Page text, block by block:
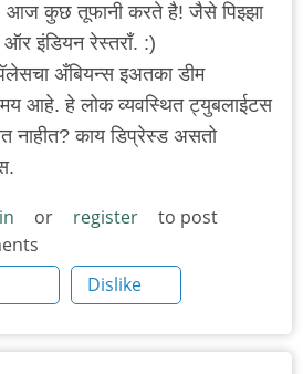
कुछ तूफानी करते है! जैसे पिझ्झा
इंडियन रेस्तराँ. :)
अँबियन्स इअतका डीम
आहे. हे लोक व्यवस्थित ट्युबलाईटस
नाहीत? काय डिप्रेस्ड असतो
or register
to post
Dislike